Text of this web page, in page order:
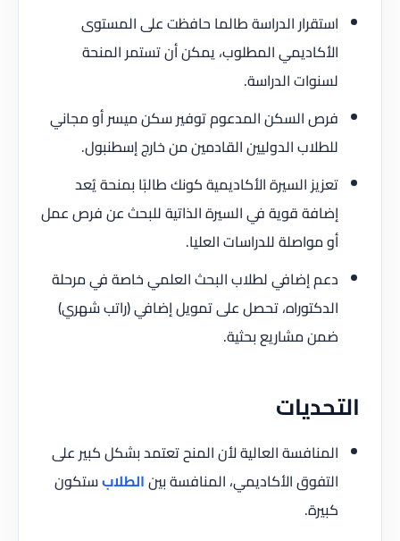
استقرار الدراسة طالما حافظت على المستوى
الأكاديمي المطلوب، يمكن أن تستمر المنحة
لسنوات الدراسة.
فرص السكن المدعوم توفير سكن ميسر أو مجاني
للطلاب الدوليين القادمين من خارج إسطنبول.
تعزيز السيرة الأكاديمية كونك طالبًا بمنحة يُعد
إضافة قوية في السيرة الذاتية للبحث عن فرص عمل
أو مواصلة للدراسات العليا.
دعم إضافي لطلاب البحث العلمي خاصة في مرحلة
الدكتوراه، تحصل على تمويل إضافي (راتب شهري)
ضمن مشاريع بحثية.
التحديات
المنافسة العالية لأن المنح تعتمد بشكل كبير على
التفوق الأكاديمي، المنافسة بينالطلابستكون
كبيرة.